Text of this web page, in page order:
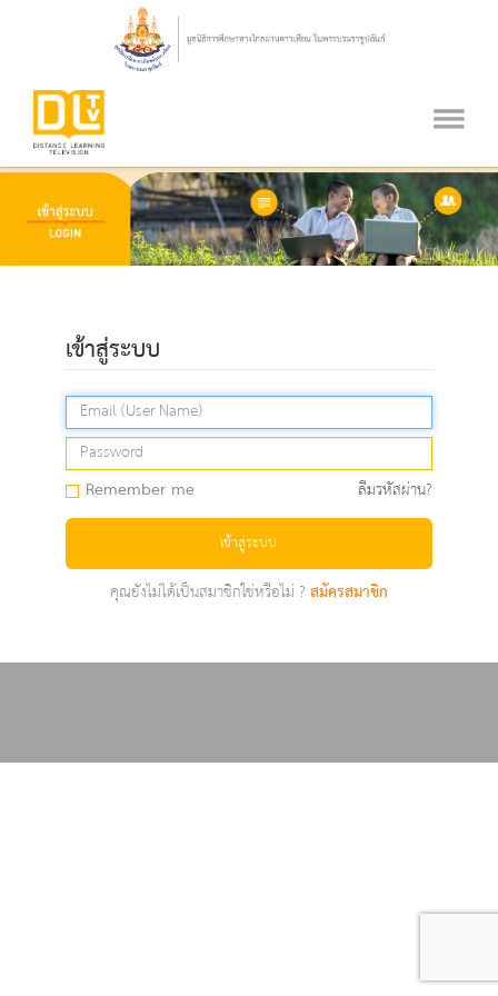
เข้าสู่ระบบ
Remember me ลืมรหัสผ่าน?
เข้าสู่ระบบ
คุณยังไม่ได้เป็นสมาชิกใช่หรือไม่ ?สมัครสมาชิก